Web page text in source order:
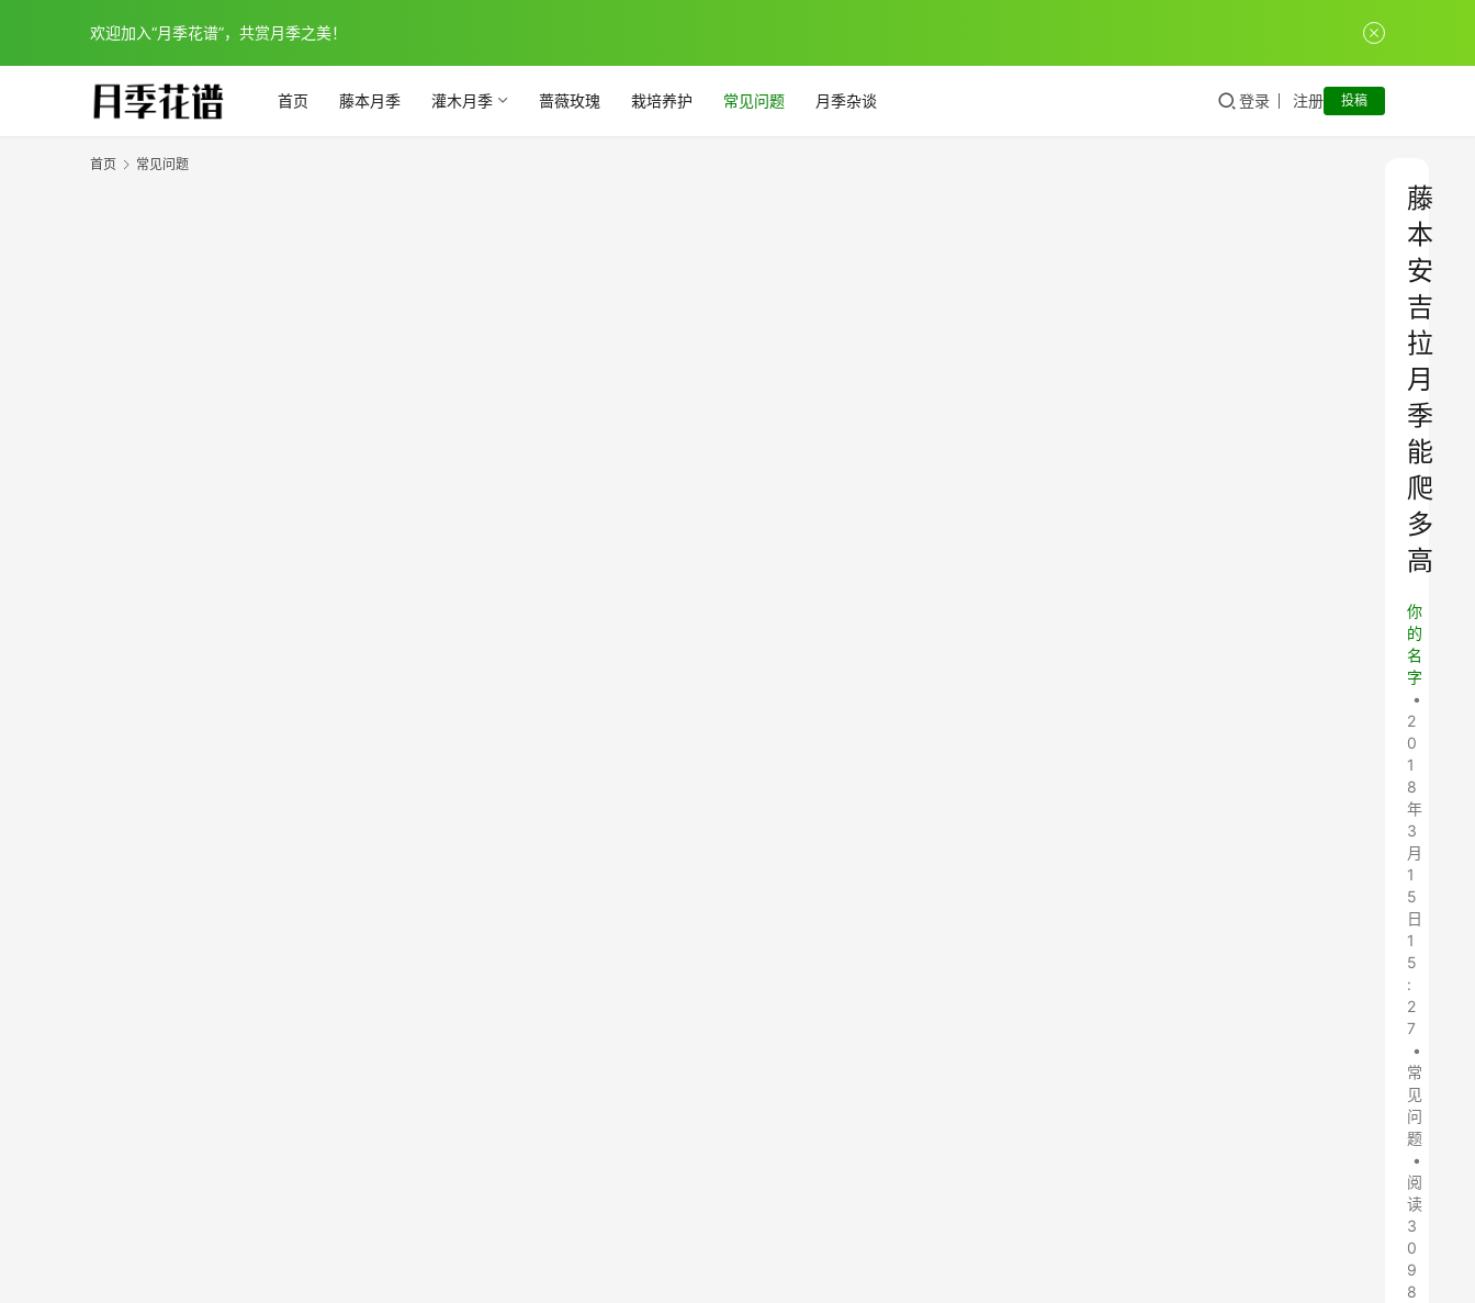
欢迎加入“月季花谱”，共赏月季之美！
首页 藤本月季 灌木月季 蔷薇玫瑰 栽培养护 常见问题 月季杂谈 登录 注册 投稿
首页 常见问题
藤
本
安
吉
拉
月
季
能
爬
多
高
你
的
名
字
•
2
0
1
8
年
3
月
1
5
日
1
5
:
2
7
•
常
见
问
题
•
阅
读
3
0
9
8